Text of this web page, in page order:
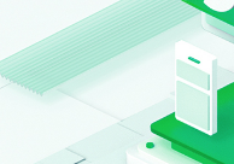
联系方式: *
您的需求: